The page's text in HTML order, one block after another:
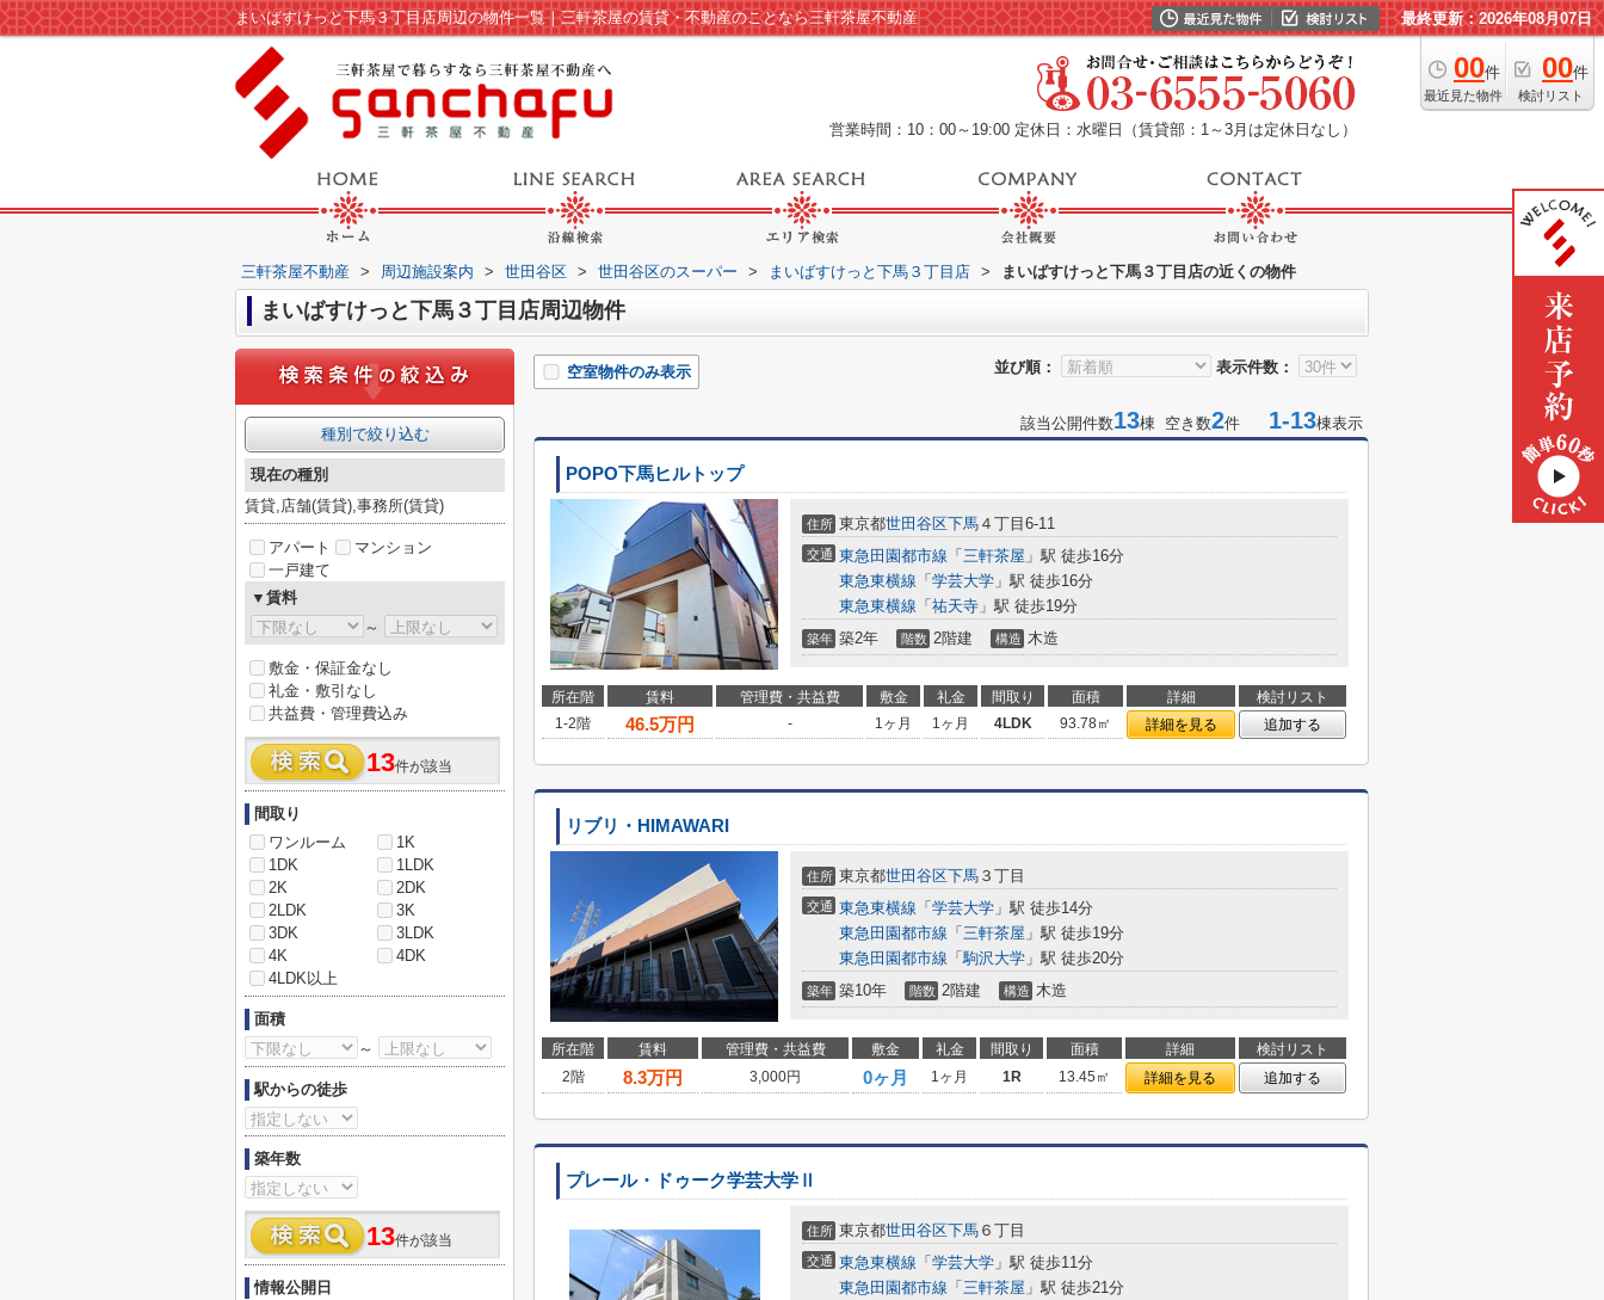
まいばすけっと下馬３丁目店周辺の物件一覧｜三軒茶屋の賃貸・不動産のことなら三軒茶屋不動産 最終更新：2026年08月07日
00件
最近見た物件
00件
検討リスト
営業時間：10：00～19:00 定休日：水曜日（賃貸部：1～3月は定休日なし）
三軒茶屋不動産 > 周辺施設案内 > 世田谷区 > 世田谷区のスーパー > まいばすけっと下馬３丁目店 > まいばすけっと下馬３丁目店の近くの物件
まいばすけっと下馬３丁目店周辺物件
並び順： 表示件数：
空室物件のみ表示
該当公開件数13棟 空き数2件 1-13棟表示
POPO下馬ヒルトップ
住所 東京都世田谷区下馬 ４丁目6-11
交通 東急田園都市線 「 三軒茶屋 」駅 徒歩16分
東急東横線 「 学芸大学 」駅 徒歩16分
東急東横線 「 祐天寺 」駅 徒歩19分
築年 築2年 階数 2階建 構造 木造
所在階 賃料 管理費・共益費 敷金 礼金 間取り 面積 詳細
検討リスト
1-2階
46.5万円 - 1ヶ月 1ヶ月 4LDK 93.78㎡ 詳細を見る 追加する
リブリ・HIMAWARI
住所 東京都世田谷区下馬 ３丁目
交通 東急東横線 「 学芸大学 」駅 徒歩14分
東急田園都市線 「 三軒茶屋 」駅 徒歩19分
東急田園都市線 「駒沢大学 」駅 徒歩20分
築年 築10年 階数 2階建 構造 木造
所在階 賃料 管理費・共益費 敷金 礼金 間取り 面積 詳細
検討リスト
2階
8.3万円 3,000円 0ヶ月 1ヶ月 1R 13.45㎡ 詳細を見る 追加する
プレール・ドゥーク学芸大学Ⅱ
住所 東京都世田谷区下馬 ６丁目
交通 東急東横線 「 学芸大学 」駅 徒歩11分
東急田園都市線 「 三軒茶屋 」駅 徒歩21分
種別で絞り込む
現在の種別
賃貸,店舗(賃貸),事務所(賃貸)
アパート
マンション
一戸建て
▼賃料
～
敷金・保証金なし
礼金・敷引なし
共益費・管理費込み
13件が該当
間取り
ワンルーム
1K
1DK
1LDK
2K
2DK
2LDK
3K
3DK
3LDK
4K
4DK
4LDK以上
面積
～
駅からの徒歩
築年数
13件が該当
情報公開日